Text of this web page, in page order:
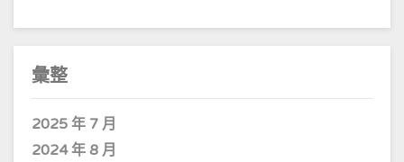
彙整
2025 年 7 月
2024 年 8 月